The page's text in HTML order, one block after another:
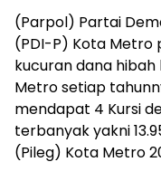
(Parpol) Partai
(PDI-P) Kota Metro
kucuran dana
Metro setiap
mendapat 4 Kursi
terbanyak yakni
(Pileg) Kota Metro